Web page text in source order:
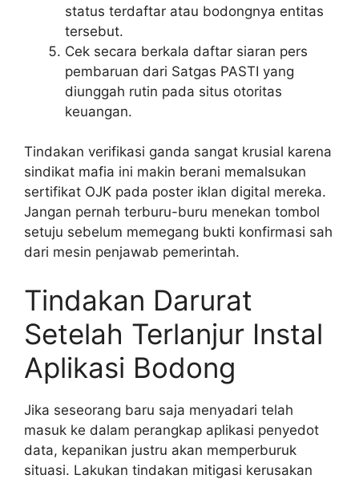
status terdaftar atau bodongnya entitas
tersebut.
Cek secara berkala daftar siaran pers
pembaruan dari Satgas PASTI yang
diunggah rutin pada situs otoritas
keuangan.
Tindakan verifikasi ganda sangat krusial karena
sindikat mafia ini makin berani memalsukan
sertifikat OJK pada poster iklan digital mereka.
Jangan pernah terburu-buru menekan tombol
setuju sebelum memegang bukti konfirmasi sah
dari mesin penjawab pemerintah.
Tindakan Darurat
Setelah Terlanjur Instal
Aplikasi Bodong
Jika seseorang baru saja menyadari telah
masuk ke dalam perangkap aplikasi penyedot
data, kepanikan justru akan memperburuk
situasi. Lakukan tindakan mitigasi kerusakan